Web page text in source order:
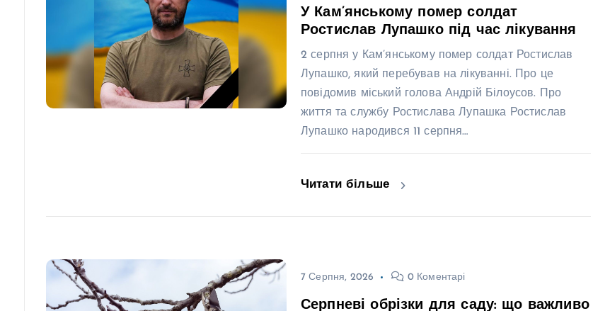
У Кам’янському помер солдат
Ростислав Лупашко під час лікування
2 серпня у Кам’янському помер солдат Ростислав
Лупашко, який перебував на лікуванні. Про це
повідомив міський голова Андрій Білоусов. Про
життя та службу Ростислава Лупашка Ростислав
Лупашко народився 11 серпня…
Читати більше
7 Серпня, 2026 0 Коментарі
Серпневі обрізки для саду: що важливо